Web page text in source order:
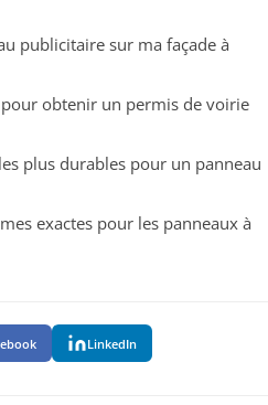
publicitaire sur ma façade à
obtenir un permis de voirie
plus durables pour un panneau
exactes pour les panneaux à
LinkedIn